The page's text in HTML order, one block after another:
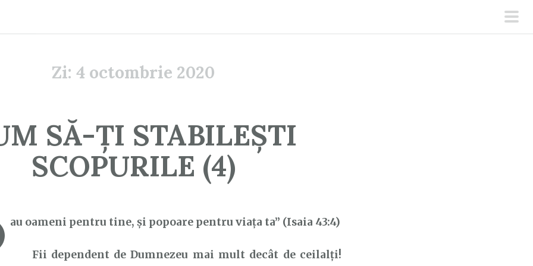
Zi: 4 octombrie 2020
SĂ-ȚI STABILEȘTI
SCOPURILE (4)
au oameni pentru tine, şi popoare pentru viaţa ta” (Isaia 43:4)
Fii dependent de Dumnezeu mai mult decât de ceilalți!